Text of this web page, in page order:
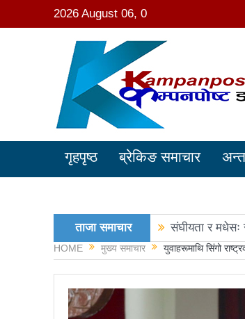
2026 August 06, 0
गृहपृष्ठ ब्रेकिङ समाचार
ताजा समाचार संघीयता र मधेसः
काङ्ग्रेस नेता
HOME मुख्य समाचार युवाहरूमाथि सिंगो